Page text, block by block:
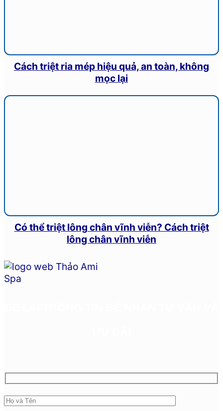
Cách triệt ria mép hiệu quả, an toàn, không
mọc lại
Có thể triệt lông chân vĩnh viễn? Cách triệt
lông chân vĩnh viễn